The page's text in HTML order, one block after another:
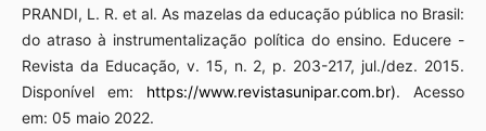
PRANDI, L. R. et al. As mazelas da educação pública no Brasil:
do atraso à instrumentalização política do ensino. Educere -
Revista da Educação, v. 15, n. 2, p. 203-217, jul./dez. 2015.
Disponível em: https://www.revistasunipar.com.br). Acesso
em: 05 maio 2022.